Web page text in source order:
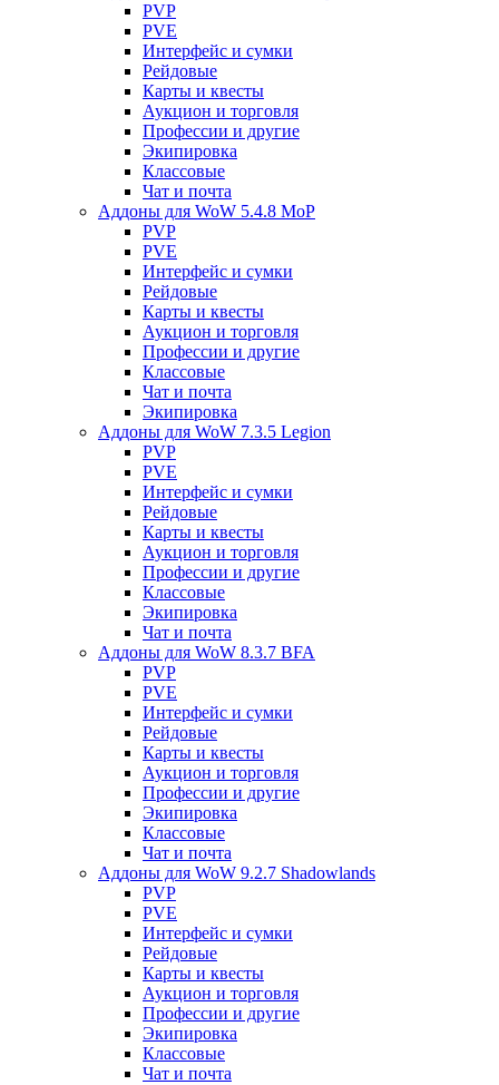
PVP
PVE
Интерфейс и сумки
Рейдовые
Карты и квесты
Аукцион и торговля
Профессии и другие
Экипировка
Классовые
Чат и почта
Аддоны для WoW 5.4.8 MoP
PVP
PVE
Интерфейс и сумки
Рейдовые
Карты и квесты
Аукцион и торговля
Профессии и другие
Классовые
Чат и почта
Экипировка
Аддоны для WoW 7.3.5 Legion
PVP
PVE
Интерфейс и сумки
Рейдовые
Карты и квесты
Аукцион и торговля
Профессии и другие
Классовые
Экипировка
Чат и почта
Аддоны для WoW 8.3.7 BFA
PVP
PVE
Интерфейс и сумки
Рейдовые
Карты и квесты
Аукцион и торговля
Профессии и другие
Экипировка
Классовые
Чат и почта
Аддоны для WoW 9.2.7 Shadowlands
PVP
PVE
Интерфейс и сумки
Рейдовые
Карты и квесты
Аукцион и торговля
Профессии и другие
Экипировка
Классовые
Чат и почта